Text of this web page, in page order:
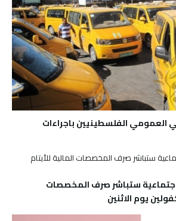
العمومي الفلسطينيين باجراءات
ستباشر صرف المخصصات
يوم الاثنين